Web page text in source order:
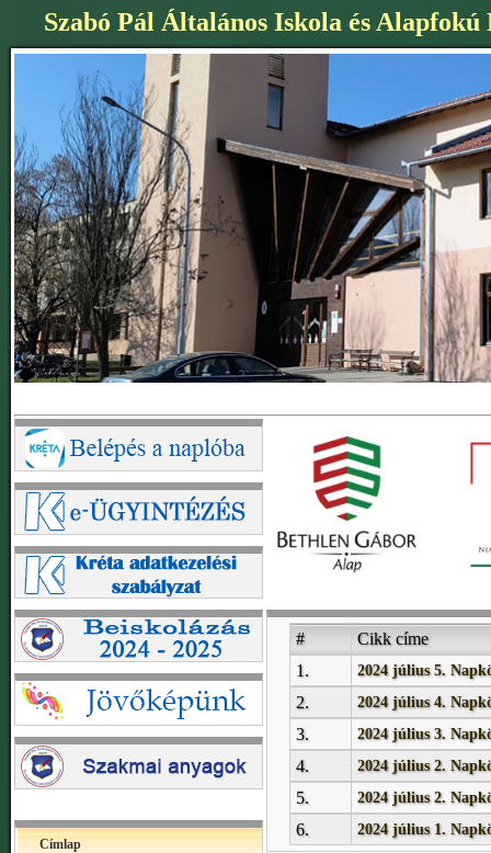
Szabó Pál Általános Iskola és
Címlap
#
Cikk címe
1.
2024 július 5.
2. 2024 július 4.
3. 2024 július 3.
4. 2024 július 2.
5. 2024 július 2.
6. 2024 július 1.